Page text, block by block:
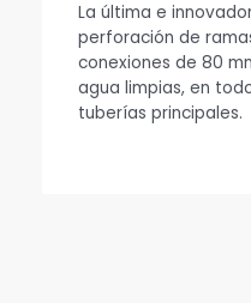
La última e
perforación de
conexiones de 80
agua limpias, en
tuberías principales.